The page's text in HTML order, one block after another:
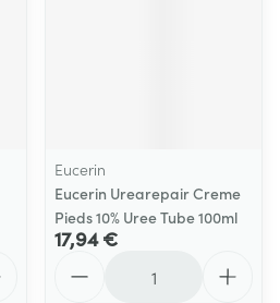
Eucerin
Eucerin Urearepair Creme
Pieds 10% Uree Tube 100ml
17,94 €